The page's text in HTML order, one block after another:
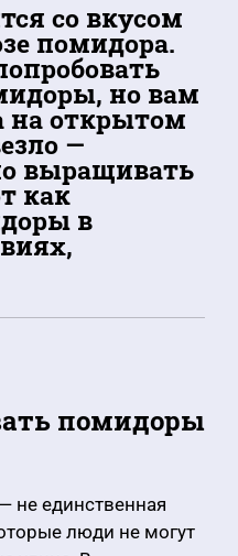
со вкусом
помидора.
но вам
на открытом
—
выращивать
как
в
помидоры
не единственная
люди не могут